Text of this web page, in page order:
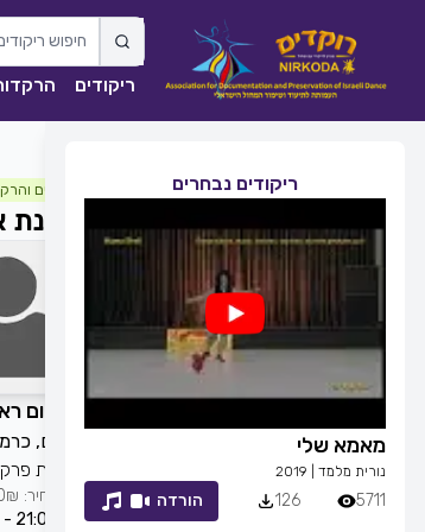
ריקודים
ריקודים נבחרים
מאמא שלי
נורית מלמד 2019
5711
126 הורדה
חוגים
ענת
כל יום
רמים,
רצפת
מחיר: 40₪
21:00 - 19:00